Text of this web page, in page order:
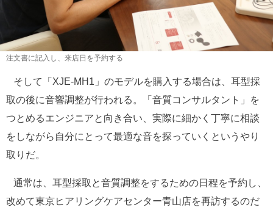
注文書に記入し、来店日を予約する
そして「XJE-MH1」のモデルを購入する場合は、耳型採
取の後に音響調整が行われる。「音質コンサルタント」を
つとめるエンジニアと向き合い、実際に細かく丁寧に相談
をしながら自分にとって最適な音を探っていくというやり
取りだ。
通常は、耳型採取と音質調整をするための日程を予約し、
改めて東京ヒアリングケアセンター青山店を再訪するのだ